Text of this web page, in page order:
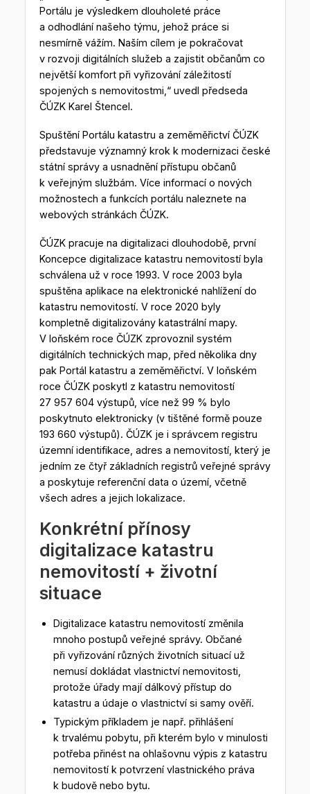
Portálu je výsledkem dlouholeté práce
a odhodlání našeho týmu, jehož práce si
nesmírně vážím. Naším cílem je pokračovat
v rozvoji digitálních služeb a zajistit občanům co
největší komfort při vyřizování záležitostí
spojených s nemovitostmi,“ uvedl předseda
ČÚZK Karel Štencel.
Spuštění Portálu katastru a zeměměřictví ČÚZK
představuje významný krok k modernizaci české
státní správy a usnadnění přístupu občanů
k veřejným službám. Více informací o nových
možnostech a funkcích portálu naleznete na
webových stránkách ČÚZK.
ČÚZK pracuje na digitalizaci dlouhodobě, první
Koncepce digitalizace katastru nemovitostí byla
schválena už v roce 1993. V roce 2003 byla
spuštěna aplikace na elektronické nahlížení do
katastru nemovitostí. V roce 2020 byly
kompletně digitalizovány katastrální mapy.
V loňském roce ČÚZK zprovoznil systém
digitálních technických map, před několika dny
pak Portál katastru a zeměměřictví. V loňském
roce ČÚZK poskytl z katastru nemovitostí
27 957 604 výstupů, více než 99 % bylo
poskytnuto elektronicky (v tištěné formě pouze
193 660 výstupů). ČÚZK je i správcem registru
územní identifikace, adres a nemovitostí, který je
jedním ze čtyř základních registrů veřejné správy
a poskytuje referenční data o území, včetně
všech adres a jejich lokalizace.
Konkrétní přínosy
digitalizace katastru
nemovitostí + životní
situace
Digitalizace katastru nemovitostí změnila
mnoho postupů veřejné správy. Občané
při vyřizování různých životních situací už
nemusí dokládat vlastnictví nemovitosti,
protože úřady mají dálkový přístup do
katastru a údaje o vlastnictví si samy ověří.
Typickým příkladem je např. přihlášení
k trvalému pobytu, při kterém bylo v minulosti
potřeba přinést na ohlašovnu výpis z katastru
nemovitostí k potvrzení vlastnického práva
k budově nebo bytu.